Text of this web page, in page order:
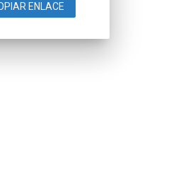
ENLACE